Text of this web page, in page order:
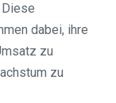
dabei, ihre
zu
zu